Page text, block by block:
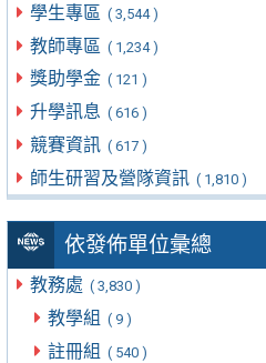
學生專區 ( 3,544 )
教師專區 ( 1,234 )
獎助學金 ( 121 )
升學訊息 ( 616 )
競賽資訊 ( 617 )
師生研習及營隊資訊 ( 1,810 )
依發佈單位彙總
教務處 ( 3,830 )
教學組 ( 9 )
註冊組 ( 540 )